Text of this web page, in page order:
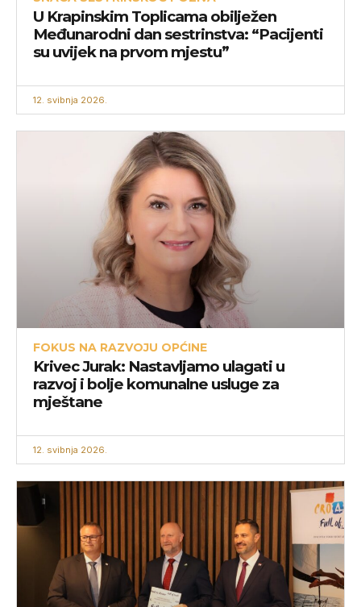
U Krapinskim Toplicama obilježen
Međunarodni dan sestrinstva: “Pacijenti
su uvijek na prvom mjestu”
12. svibnja 2026.
FOKUS NA RAZVOJU OPĆINE
Krivec Jurak: Nastavljamo ulagati u
razvoj i bolje komunalne usluge za
mještane
12. svibnja 2026.